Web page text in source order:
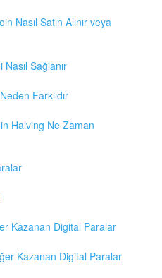
Nasıl Satın Alınır veya
Sağlanır
Farklıdır
Halving Ne Zaman
Kazanan Digital Paralar
Kazanan Digital Paralar